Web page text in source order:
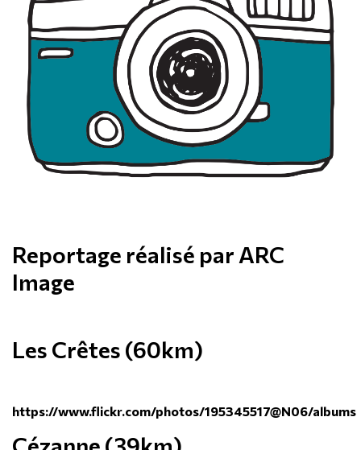
Reportage réalisé par ARC
Image
Les Crêtes (60km)
https://www.flickr.com/photos/195345517@N06/albums